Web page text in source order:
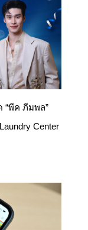
“พีค ภีมพล”
Center